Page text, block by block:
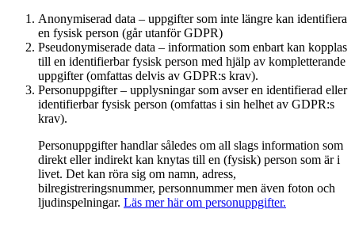
Anonymiserad data – uppgifter som inte längre kan identifiera
en fysisk person (går utanför GDPR)
Pseudonymiserade data – information som enbart kan kopplas
till en identifierbar fysisk person med hjälp av kompletterande
uppgifter (omfattas delvis av GDPR:s krav).
Personuppgifter – upplysningar som avser en identifierad eller
identifierbar fysisk person (omfattas i sin helhet av GDPR:s
krav).
Personuppgifter handlar således om all slags information som
direkt eller indirekt kan knytas till en (fysisk) person som är i
livet. Det kan röra sig om namn, adress,
bilregistreringsnummer, personnummer men även foton och
ljudinspelningar. Läs mer här om personuppgifter.